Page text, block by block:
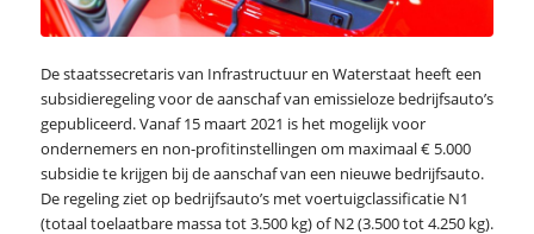
De staatssecretaris van Infrastructuur en Waterstaat heeft een
subsidieregeling voor de aanschaf van emissieloze bedrijfsauto’s
gepubliceerd. Vanaf 15 maart 2021 is het mogelijk voor
ondernemers en non-profitinstellingen om maximaal € 5.000
subsidie te krijgen bij de aanschaf van een nieuwe bedrijfsauto.
De regeling ziet op bedrijfsauto’s met voertuigclassificatie N1
(totaal toelaatbare massa tot 3.500 kg) of N2 (3.500 tot 4.250 kg).